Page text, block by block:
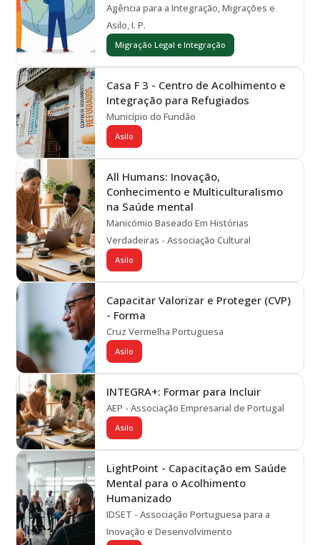
Agência para a Integração, Migrações e
Asilo, I. P.
Migração Legal e Integração
Casa F 3 - Centro de Acolhimento e
Integração para Refugiados
Município do Fundão
Asilo
All Humans: Inovação,
Conhecimento e Multiculturalismo
na Saúde mental
Manicómio Baseado Em Histórias
Verdadeiras - Associação Cultural
Asilo
Capacitar Valorizar e Proteger (CVP)
- Forma
Cruz Vermelha Portuguesa
Asilo
INTEGRA+: Formar para Incluir
AEP - Associação Empresarial de Portugal
Asilo
LightPoint - Capacitação em Saúde
Mental para o Acolhimento
Humanizado
IDSET - Associação Portuguesa para a
Inovação e Desenvolvimento